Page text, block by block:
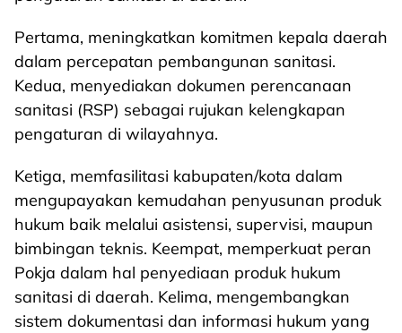
Pertama, meningkatkan komitmen kepala daerah
dalam percepatan pembangunan sanitasi.
Kedua, menyediakan dokumen perencanaan
sanitasi (RSP) sebagai rujukan kelengkapan
pengaturan di wilayahnya.
Ketiga, memfasilitasi kabupaten/kota dalam
mengupayakan kemudahan penyusunan produk
hukum baik melalui asistensi, supervisi, maupun
bimbingan teknis. Keempat, memperkuat peran
Pokja dalam hal penyediaan produk hukum
sanitasi di daerah. Kelima, mengembangkan
sistem dokumentasi dan informasi hukum yang